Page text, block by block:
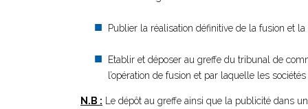
Publier la réalisation définitive de la fusion et
Etablir et déposer au greffe du tribunal de
l’opération de fusion et par laquelle les
N.B : Le dépôt au greffe ainsi que la publicité dans